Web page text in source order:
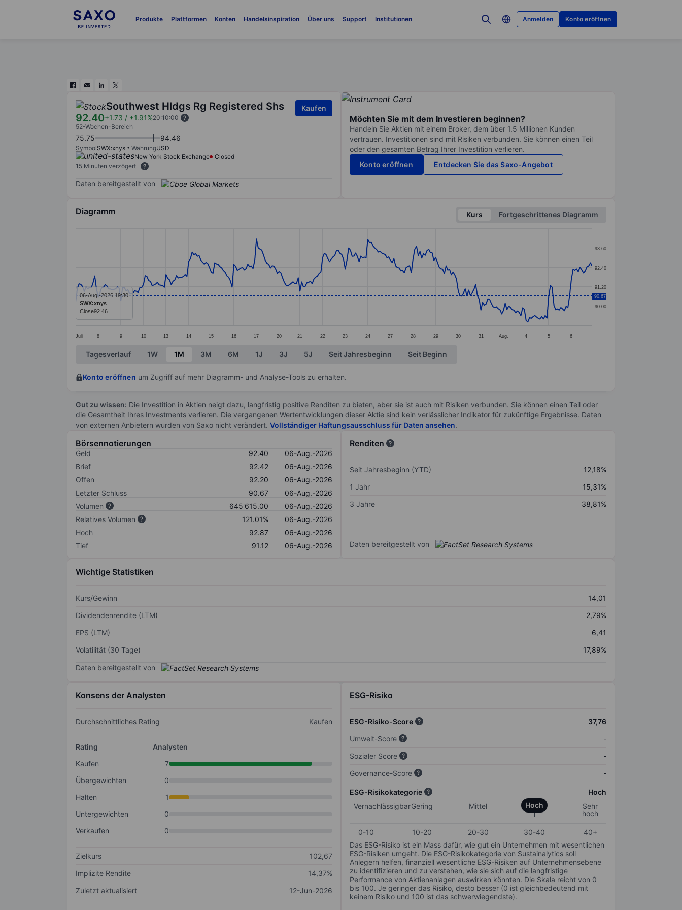
Produkte Plattformen Konten Handelsinspiration Über uns Support Institutionen Anmelden Konto eröffnen
Southwest Hldgs Rg Registered Shs
92.40+1.73 / +1.91%20:10:00
Kaufen
52-Wochen-Bereich
75.75 94.46
SymbolSWX:xnys WährungUSD
New York Stock Exchange
Closed
15 Minuten verzögert
Daten bereitgestellt von
Möchten Sie mit dem Investieren beginnen?
Handeln Sie Aktien mit einem Broker, dem über 1.5 Millionen Kunden
vertrauen. Investitionen sind mit Risiken verbunden. Sie können einen Teil
oder den gesamten Betrag Ihrer Investition verlieren.
Konto eröffnen
Entdecken Sie das Saxo-Angebot
Diagramm Kurs
Fortgeschrittenes Diagramm
Line chart with 298 data points.
The chart has 1 X axis displaying categories.
The chart has 1 Y axis displaying values. Data ranges from 88.98 to 94.16.
Juli 8 9 10 13 14 15 16 17 20 21 22 23 24 27 28 29 30 31 Aug. 4 5 6
90.00
91.20
92.40
93.60
90.67
06-Aug.-2026 19:30
SWX:xnys
Close92.46
End of interactive chart.
Tagesverlauf 1W 1M 3M 6M 1J 3J 5J Seit Jahresbeginn Seit Beginn
Konto eröffnen um Zugriff auf mehr Diagramm- und Analyse-Tools zu erhalten.
Gut zu wissen: Die Investition in Aktien neigt dazu, langfristig positive Renditen zu bieten, aber sie ist auch mit Risiken verbunden. Sie können einen Teil oder
die Gesamtheit Ihres Investments verlieren. Die vergangenen Wertentwicklungen dieser Aktie sind kein verlässlicher Indikator für zukünftige Ergebnisse. Daten
von externen Anbietern wurden von Saxo nicht verändert. Vollständiger Haftungsausschluss für Daten ansehen.
Börsennotierungen
Geld 92.40
06-Aug.-2026
Brief
92.42
06-Aug.-2026
Offen
92.20
06-Aug.-2026
Letzter Schluss
90.67
06-Aug.-2026
Volumen
645'615.00
06-Aug.-2026
Relatives Volumen
121.01%
06-Aug.-2026
Hoch
92.87
06-Aug.-2026
Tief
91.12 06-Aug.-2026
Renditen
Seit Jahresbeginn (YTD)
12,18%
1 Jahr
15,31%
3 Jahre
38,81%
Daten bereitgestellt von
Wichtige Statistiken
Kurs/Gewinn
14,01
Dividendenrendite (LTM)
2,79%
EPS (LTM)
6,41
Volatilität (30 Tage)
17,89%
Daten bereitgestellt von
Konsens der Analysten
Durchschnittliches Rating Kaufen
Rating
Analysten
Kaufen
7
Übergewichten
0
Halten
1
Untergewichten
0
Verkaufen
0
Zielkurs
102,67
Implizite Rendite
14,37%
Zuletzt aktualisiert
12-Jun-2026
ESG-Risiko
ESG-Risiko-Score
37,76
Umwelt-Score
-
Sozialer Score
-
Governance-Score
-
ESG-Risikokategorie
Hoch
VernachlässigbarGering Mittel Hoch
Sehr
hoch
0-10 10-20 20-30 30-40
40+
Das ESG-Risiko ist ein Mass dafür, wie gut ein Unternehmen mit wesentlichen
ESG-Risiken umgeht. Die ESG-Risikokategorie von Sustainalytics soll
Anlegern helfen, finanziell wesentliche ESG-Risiken auf Unternehmensebene
zu identifizieren und zu verstehen, wie sie sich auf die langfristige
Performance von Aktienanlagen auswirken könnten. Die Skala reicht von 0
bis 100. Je geringer das Risiko, desto besser (0 ist gleichbedeutend mit
keinem Risiko und 100 ist das schwerwiegendste).